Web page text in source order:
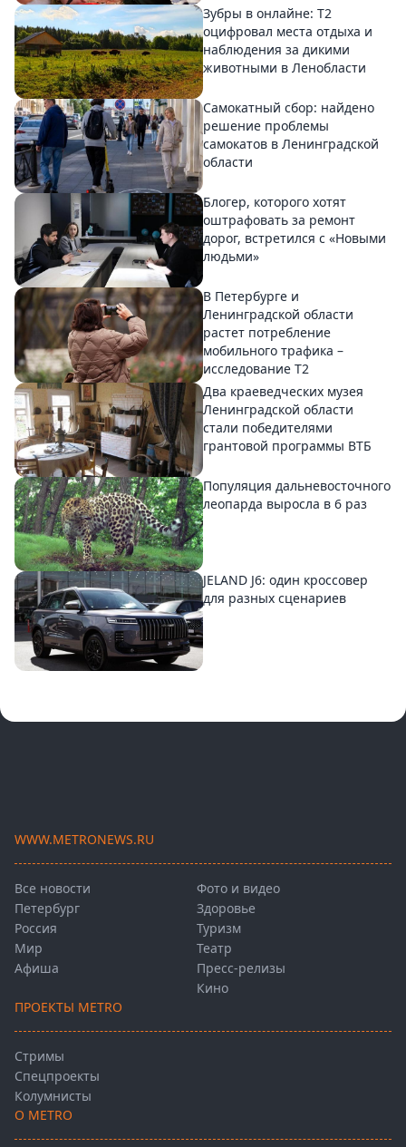
Зубры в онлайне: Т2
оцифровал места отдыха и
наблюдения за дикими
животными в Ленобласти
Самокатный сбор: найдено
решение проблемы
самокатов в Ленинградской
области
Блогер, которого хотят
оштрафовать за ремонт
дорог, встретился с «Новыми
людьми»
В Петербурге и
Ленинградской области
растет потребление
мобильного трафика –
исследование T2
Два краеведческих музея
Ленинградской области
стали победителями
грантовой программы ВТБ
Популяция дальневосточного
леопарда выросла в 6 раз
JELAND J6: один кроссовер
для разных сценариев
WWW.METRONEWS.RU
Все новости
Петербург
Россия
Мир
Афиша
Фото и видео
Здоровье
Туризм
Театр
Пресс-релизы
Кино
ПРОЕКТЫ METRO
Стримы
Спецпроекты
Колумнисты
О METRO